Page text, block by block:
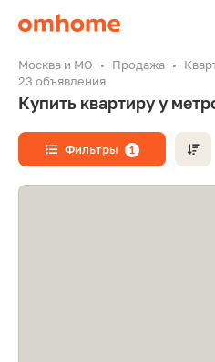
Москва и МО Продажа
23 объявления
Купить квартиру у
Фильтры 1